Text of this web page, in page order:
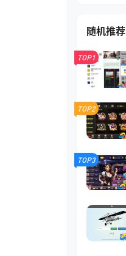
随机推荐
TOP1
TOP2
TOP3